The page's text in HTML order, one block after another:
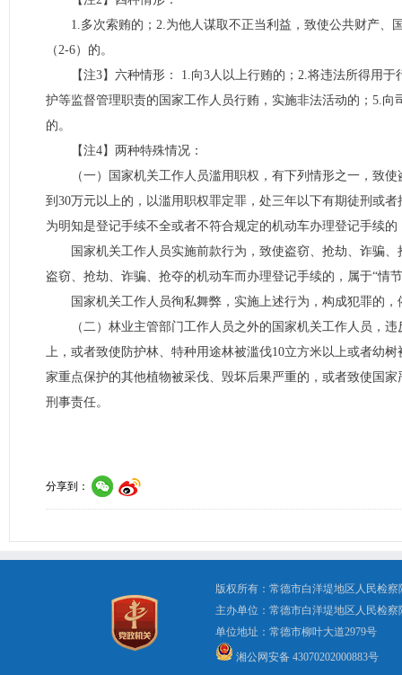
1.多次索贿的；2.为他人谋取不正当利益，致使公共财产
（2-6）的。
【注3】六种情形： 1.向3人以上行贿的；2.将违法所得用
护等监督管理职责的国家工作人员行贿，实施非法活动的；5.
的。
【注4】两种特殊情况：
（一）国家机关工作人员滥用职权，有下列情形之一，致
到30万元以上的，以滥用职权罪定罪，处三年以下有期徒刑或
为明知是登记手续不全或者不符合规定的机动车办理登记手续
国家机关工作人员实施前款行为，致使盗窃、抢劫、诈骗
盗窃、抢劫、诈骗、抢夺的机动车而办理登记手续的，属于“情
国家机关工作人员徇私舞弊，实施上述行为，构成犯罪的
（二）林业主管部门工作人员之外的国家机关工作人员，
上，或者致使防护林、特种用途林被滥伐10立方米以上或者幼
家重点保护的其他植物被采伐、毁坏后果严重的，或者致使国
刑事责任。
分享到：
版权所有：常德市白洋堤地区人民检
主办单位：常德市白洋堤地区人民检
单位地址：常德市柳叶大道2979号
湘公网安备 43070202000883号